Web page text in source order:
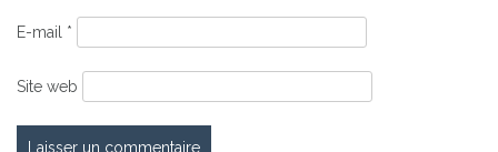
E-mail *
Site web